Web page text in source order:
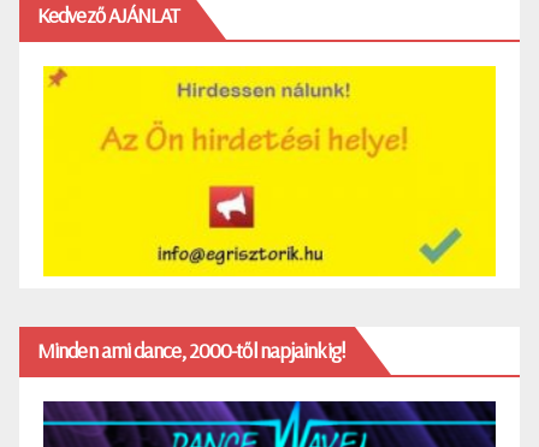
Kedvező AJÁNLAT
Minden ami dance, 2000-től napjainkig!